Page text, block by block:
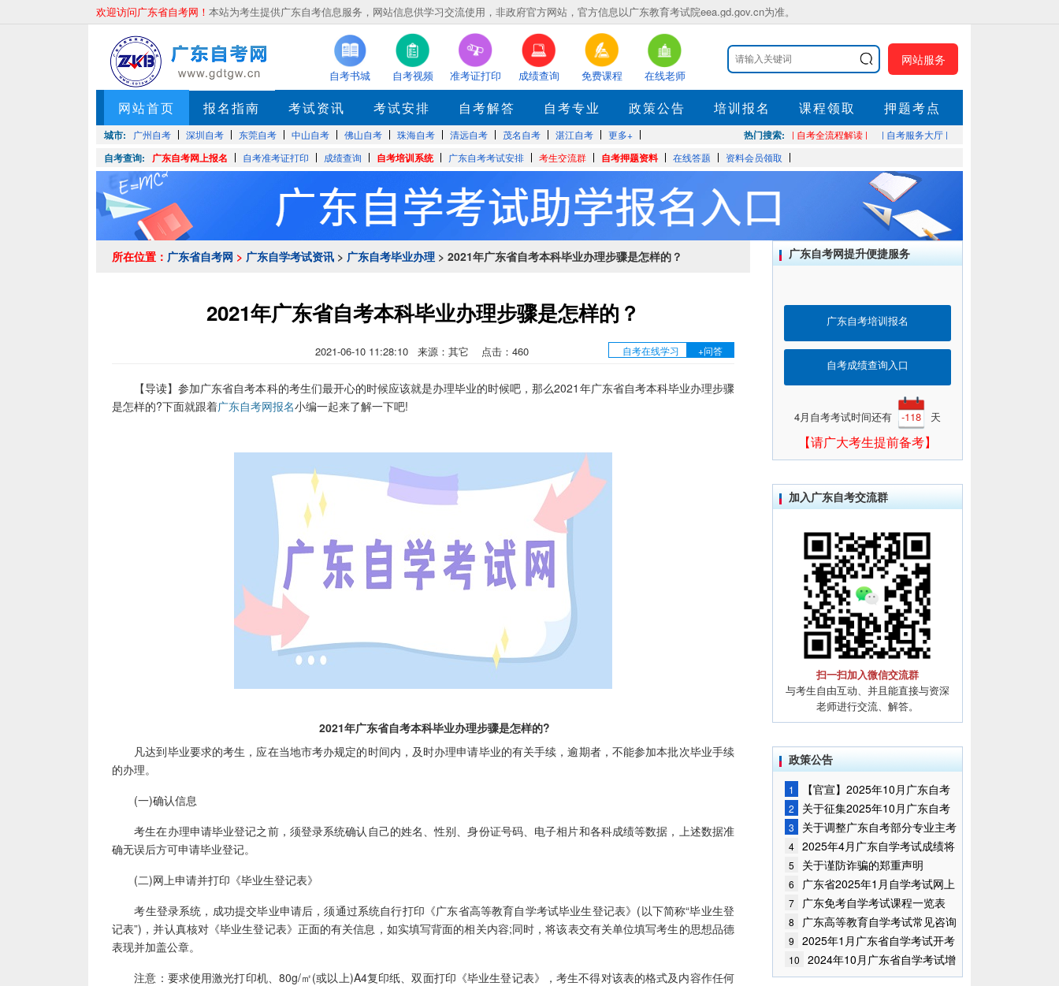
欢迎访问广东省自考网！ 本站为考生提供广东自考信息服务，网站信息供学习交流使用，非政府官方网站，官方信息以广东教育考试院eea.gd.gov.cn为准。
自考书城 自考视频 准考证打印 成绩查询 免费课程 在线老师
网站服务
网站首页 报名指南 考试资讯 考试安排 自考解答 自考专业 政策公告 培训报名 课程领取 押题考点
城市: 广州自考 深圳自考 东莞自考 中山自考 佛山自考 珠海自考 清远自考 茂名自考 湛江自考 更多+ 热门搜索: | 自考全流程解读 | | 自考服务大厅 |
自考查询: 广东自考网上报名 自考准考证打印 成绩查询 自考培训系统 广东自考考试安排 考生交流群 自考押题资料 在线答题 资料会员领取
所在位置： 广东省自考网 > 广东自学考试资讯 > 广东自考毕业办理 > 2021年广东省自考本科毕业办理步骤是怎样的？
2021年广东省自考本科毕业办理步骤是怎样的？
2021-06-10 11:28:10 来源：其它 点击： 460 自考在线学习 +问答
【导读】参加广东省自考本科的考生们最开心的时候应该就是办理毕业的时候吧，那么2021年广东省自考本科毕业办理步骤
是怎样的?下面就跟着广东自考网报名小编一起来了解一下吧!
2021年广东省自考本科毕业办理步骤是怎样的?
凡达到毕业要求的考生，应在当地市考办规定的时间内，及时办理申请毕业的有关手续，逾期者，不能参加本批次毕业手续
的办理。
(一)确认信息
考生在办理申请毕业登记之前，须登录系统确认自己的姓名、性别、身份证号码、电子相片和各科成绩等数据，上述数据准
确无误后方可申请毕业登记。
(二)网上申请并打印《毕业生登记表》
考生登录系统，成功提交毕业申请后，须通过系统自行打印《广东省高等教育自学考试毕业生登记表》(以下简称“毕业生登
记表”)，并认真核对《毕业生登记表》正面的有关信息，如实填写背面的相关内容;同时，将该表交有关单位填写考生的思想品德
表现并加盖公章。
注意：要求使用激光打印机、80g/㎡(或以上)A4复印纸、双面打印《毕业生登记表》，考生不得对该表的格式及内容作任何
广东自考网提升便捷服务
广东自考培训报名
自考成绩查询入口
4月自考考试时间还有 -118 天
【请广大考生提前备考】
加入广东自考交流群
扫一扫加入微信交流群
与考生自由互动、并且能直接与资深
老师进行交流、解答。
政策公告
1
【官宣】2025年10月广东自考
报名时间通知
2
关于征集2025年10月广东自考
增加开考停考专业部分课程意向的
通告
3
关于调整广东自考部分专业主考
学校的通知
4 2025年4月广东自学考试成绩将
于5月9日公布
5 关于谨防诈骗的郑重声明
6
广东省2025年1月自学考试网上
报名报考须知
7 广东免考自学考试课程一览表
8
广东高等教育自学考试常见咨询
问题
9
2025年1月广东省自学考试开考
课程考试时间安排和使用教材的通
知
10
2024年10月广东省自学考试增
加一门开考课程的通告